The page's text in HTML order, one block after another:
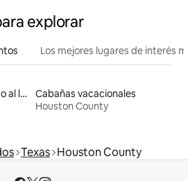
explorar
Los mejores lugares de interés
Alojamientos con acceso al lago
Cabañas vacacionales
Houston County
Texas Houston County